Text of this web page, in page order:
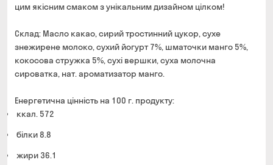
цим якісним смаком з унікальним дизайном цілком!
Склад: Масло какао, сирий тростинний цукор, сухе
знежирене молоко, сухий йогурт 7%, шматочки манго 5%,
кокосова стружка 5%, сухі вершки, суха молочна
сироватка, нат. ароматизатор манго.
Енергетична цінність на 100 г. продукту:
ккал. 572
білки 8.8
жири 36.1